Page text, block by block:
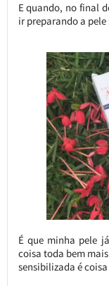
E quando, no final
ir preparando a
É que minha pele
coisa toda bem
sensibilizada é